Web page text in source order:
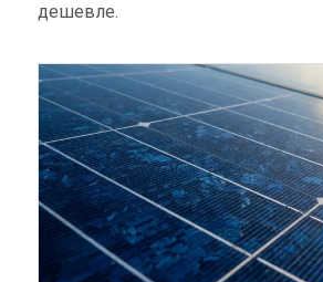
дешевле.